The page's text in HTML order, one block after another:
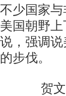
不少国家
美国朝野
说，强调
的步伐。
贺文